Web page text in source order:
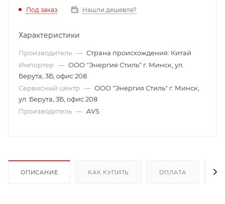
Под заказ Нашли дешевле?
Характеристики
Производитель — Страна происхождения: Китай
Импортер — ООО "Энергия Стиль" г. Минск, ул.
Берута, 3Б, офис 208
Сервисный центр — ООО "Энергия Стиль" г. Минск,
ул. Берута, 3Б, офис 208
Производитель — AVS
ОПИСАНИЕ КАК КУПИТЬ ОПЛАТА